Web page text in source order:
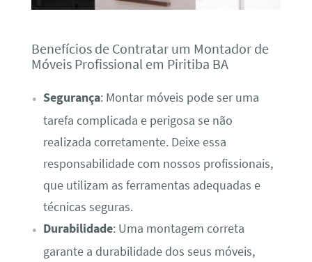
Benefícios de Contratar um Montador de
Móveis Profissional em Piritiba BA
Segurança: Montar móveis pode ser uma
tarefa complicada e perigosa se não
realizada corretamente. Deixe essa
responsabilidade com nossos profissionais,
que utilizam as ferramentas adequadas e
técnicas seguras.
Durabilidade: Uma montagem correta
garante a durabilidade dos seus móveis,